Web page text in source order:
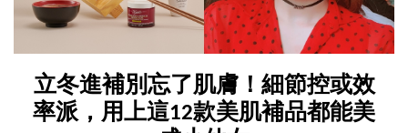
立冬進補別忘了肌膚！細節控或效
率派，用上這12款美肌補品都能美